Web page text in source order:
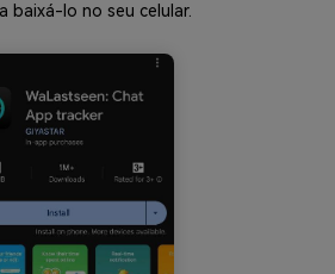
baixá-lo no seu celular.